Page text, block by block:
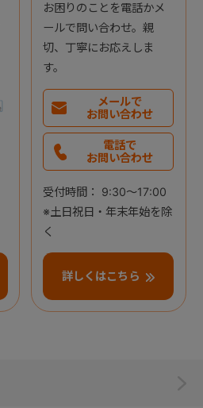
お困りのことを電話かメ
ールで問い合わせ。親
切、丁寧にお応えしま
す。
メールで
お問い合わせ
電話で
お問い合わせ
受付時間： 9:30～17:00
※土日祝日・年末年始を除
く
詳しくはこちら